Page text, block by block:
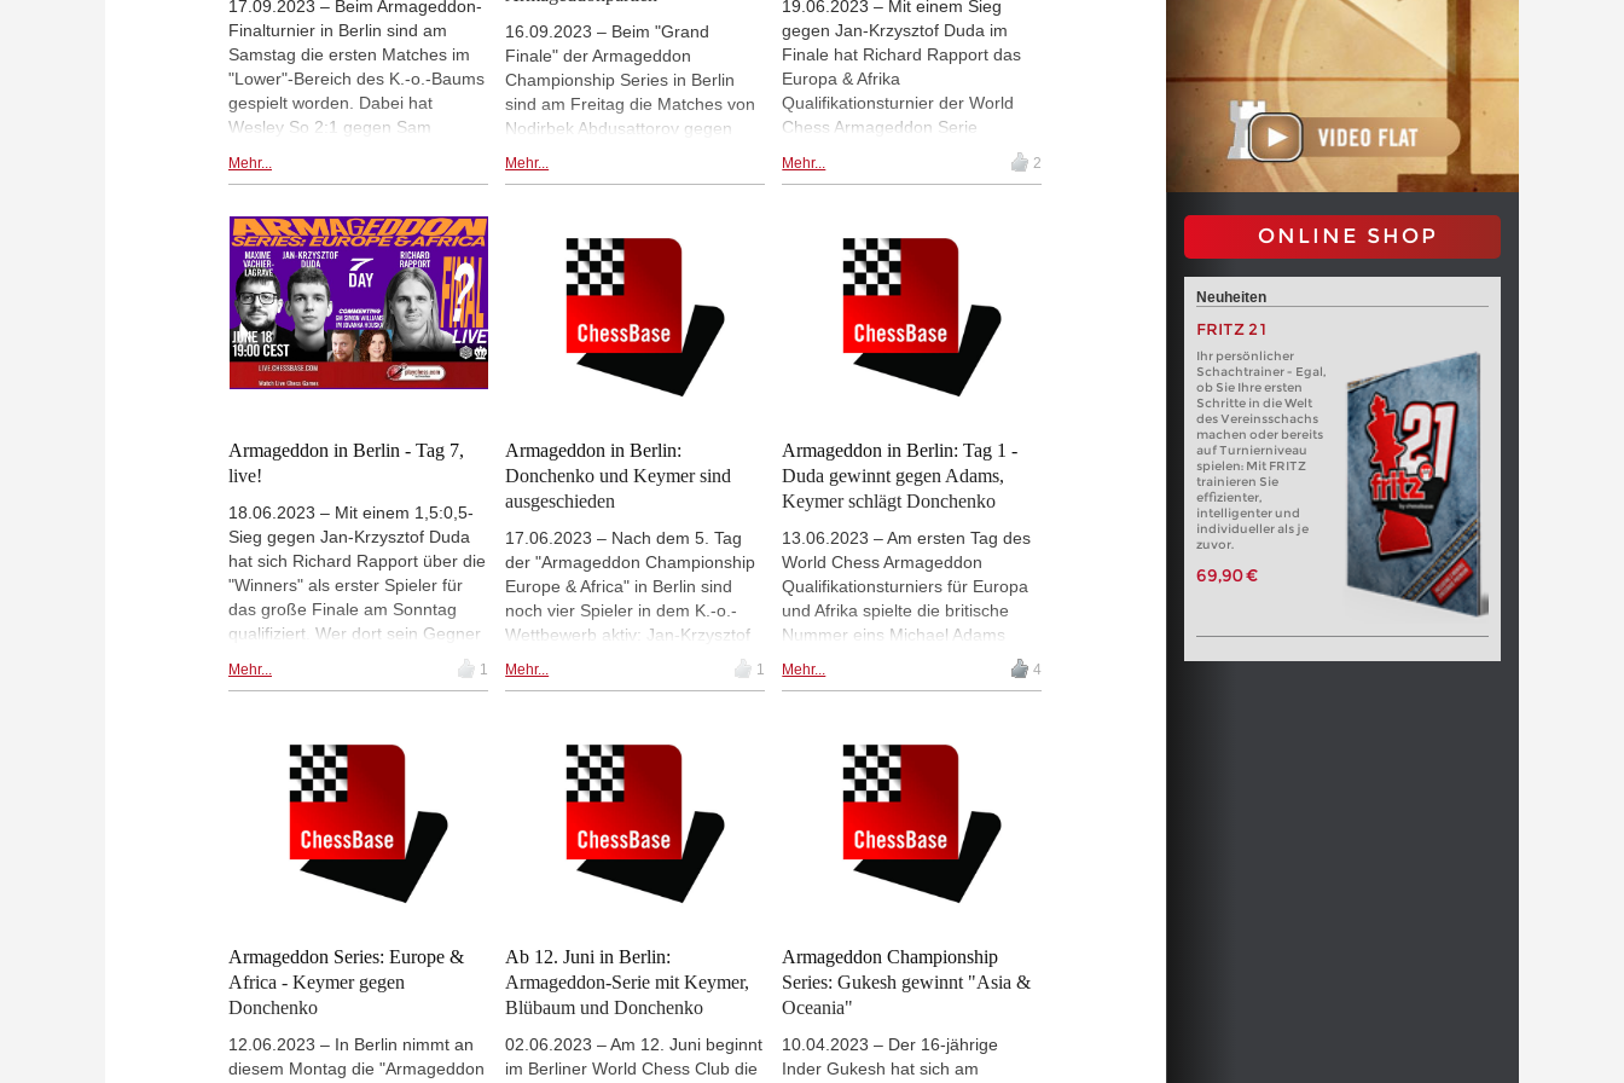
17.09.2023 – Beim Armageddon-
Finalturnier in Berlin sind am
Samstag die ersten Matches im
"Lower"-Bereich des K.-o.-Baums
gespielt worden. Dabei hat
Wesley So 2:1 gegen Sam
es für Richard Rapport ein glattes
gegeben hat. Für So und Rapport
geht das Turnier somit am
Montag weiter, während
Shankland und Assaubayeva
endgültig ausgeschieden sind. -
Am Sonntag (ab 19 Uhr) wird
zunächst wieder im "Upper"-
Bereich gespielt. | Fotos: World
Mehr...
16.09.2023 – Beim "Grand
Finale" der Armageddon
Championship Series in Berlin
sind am Freitag die Matches von
Nodirbek Abdusattorov gegen
Humpy Koneru gegen Bibisara
zwei zu spielenden 3+2-
Blitzpartien 1:1, so dass jeweils
die Armageddonpartie die
Entscheidung bringen musste.
Aus diesen finalen Partien gingen
Abdusattorov und Humpy als
Sieger hervor, aber die Verlierer
in der Verliererrunde noch eine
zweite Chance aufs
Weiterkommen. | Fotos: World
Chess
Mehr...
19.06.2023 – Mit einem Sieg
gegen Jan-Krzysztof Duda im
Finale hat Richard Rapport das
Europa & Afrika
Qualifikationsturnier der World
Chess Armageddon Serie
großen Finale im September in
der ersten Partie siegte er
überzeugend, die zweite Partie
gewann er mit Hilfe eines
geschickten Schwindels. Aber
allzu bitter ist die Niederlage für
Duda nicht: Als Zweiter ist er
ebenfalls beim großen Finale
Mehr... 2
Armageddon in Berlin - Tag 7,
live!
18.06.2023 – Mit einem 1,5:0,5-
Sieg gegen Jan-Krzysztof Duda
hat sich Richard Rapport über die
"Winners" als erster Spieler für
das große Finale am Sonntag
qualifiziert. Wer dort sein Gegner
Maxime Vachier-Lagrave zuvor
nach einem Sieg gegen Jorden
van Foreest gelangt war. | Hier
live ab 19 Uhr, mit Kommentaren
von Jovanka Houska und Simon
Mehr... 1
Armageddon in Berlin:
Donchenko und Keymer sind
ausgeschieden
17.06.2023 – Nach dem 5. Tag
der "Armageddon Championship
Europe & Africa" in Berlin sind
noch vier Spieler in dem K.-o.-
Wettbewerb aktiv: Jan-Krzysztof
den "Winners" sowie Maxime
gestrigen Freitag, an dem nur bei
den Losers gespielt wurde, sind
mit Alexander Donchenko und
Vincent Keymer die beiden
letzten Deutschen
ausgeschieden: Donchenko
verlor 0,5:1,5 gegen Vachier-
mit demselben Ergebnis gegen
van Foreest. | Foto: World Chess
Mehr... 1
Armageddon in Berlin: Tag 1 -
Duda gewinnt gegen Adams,
Keymer schlägt Donchenko
13.06.2023 – Am ersten Tag des
World Chess Armageddon
Qualifikationsturniers für Europa
und Afrika spielte die britische
Nummer eins Michael Adams
eins Jan-Krzysztof Duda. Nach
deutschen Duell zwischen Vincent
Keymer und Alexander
Donchenko hatte Keymer (Foto)
das bessere Ende für sich.
Mehr... 4
Armageddon Series: Europe &
Africa - Keymer gegen
Donchenko
12.06.2023 – In Berlin nimmt an
diesem Montag die "Armageddon
Ab 12. Juni in Berlin:
Armageddon-Serie mit Keymer,
Blübaum und Donchenko
02.06.2023 – Am 12. Juni beginnt
im Berliner World Chess Club die
Armageddon Championship
Series: Gukesh gewinnt "Asia &
Oceania"
10.04.2023 – Der 16-jährige
Inder Gukesh hat sich am
ONLINE SHOP
Neuheiten
FRITZ 21
Ihr persönlicher
Schachtrainer - Egal,
ob Sie Ihre ersten
Schritte in die Welt
des Vereinsschachs
machen oder bereits
auf Turnierniveau
spielen: Mit FRITZ
trainieren Sie
effizienter,
intelligenter und
individueller als je
zuvor.
69,90 €